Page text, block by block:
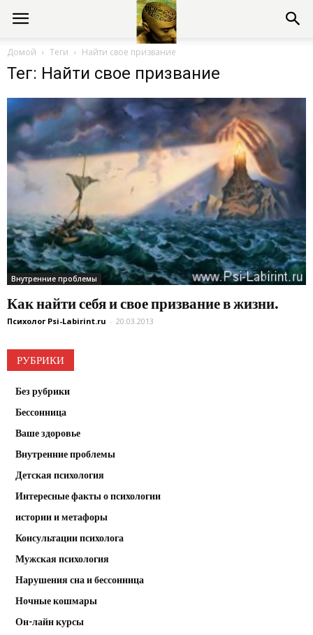
Консультации
психолога
онлайн
Домой Теги Найти свое призвание
Тег: Найти свое призвание
Внутренние проблемы
Как найти себя и свое призвание в жизни.
Психолог Psi-Labirint.ru - 20.03.2013
РУБРИКИ
Без рубрики
Бессонница
Ваше здоровье
Внутренние проблемы
Детская психология
Интересные факты о психологии
истории и метафоры
Консультации психолога
Мужская психология
Нарушения сна и бессонница
Ночные кошмары
Он-лайн курсы